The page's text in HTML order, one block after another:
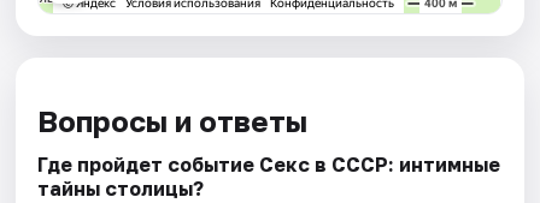
Вопросы и ответы
Где пройдет событие Секс в СССР: интимные
тайны столицы?